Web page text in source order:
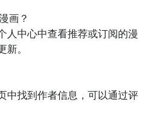
供了大量的热门漫画作品，
欢的漫画，并进行在线阅读，
。
款集合了各类漫画资源的
到各种类型的漫画作品，包括
用户对漫画的不同需求。
画？
人中心中查看推荐或订阅的漫
。
中找到作者信息，可以通过评